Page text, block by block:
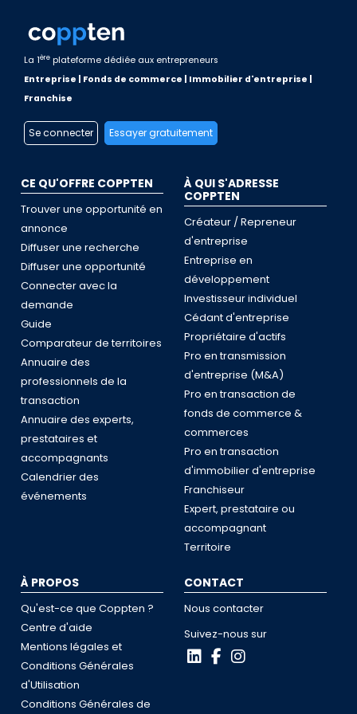
La 1ère plateforme dédiée aux entrepreneurs
Entreprise | Fonds de commerce | Immobilier d'entreprise |
Franchise
Se connecter Essayer gratuitement
CE QU'OFFRE COPPTEN
Trouver une opportunité en
annonce
Diffuser une recherche
Diffuser une opportunité
Connecter avec la
demande
Guide
Comparateur de territoires
Annuaire des
professionnels de la
transaction
Annuaire des experts,
prestataires et
accompagnants
Calendrier des
événements
À QUI S'ADRESSE
COPPTEN
Créateur / Repreneur
d'entreprise
Entreprise en
développement
Investisseur individuel
Cédant d'entreprise
Propriétaire d'actifs
Pro en transmission
d'entreprise (M&A)
Pro en transaction de
fonds de commerce &
commerces
Pro en transaction
d'immobilier d'entreprise
Franchiseur
Expert, prestataire ou
accompagnant
Territoire
À PROPOS
Qu'est-ce que Coppten ?
Centre d'aide
Mentions légales et
Conditions Générales
d'Utilisation
Conditions Générales de
CONTACT
Nous contacter
Suivez-nous sur